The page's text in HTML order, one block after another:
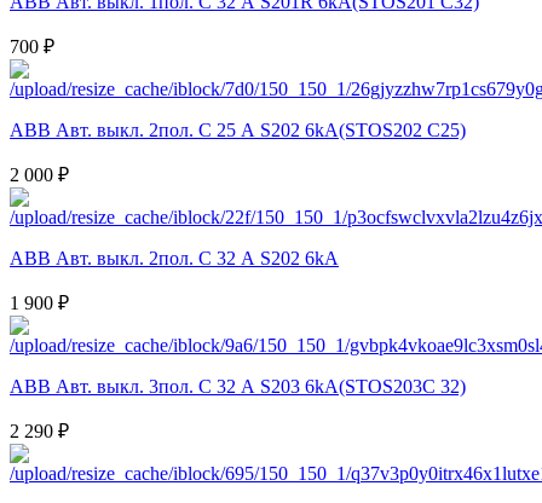
700 ₽
ABB Авт. выкл. 2пол. С 25 А S202 6kA(STOS202 C25)
2 000 ₽
ABB Авт. выкл. 2пол. С 32 А S202 6kA
1 900 ₽
ABB Авт. выкл. 3пол. С 32 А S203 6kA(STOS203C 32)
2 290 ₽